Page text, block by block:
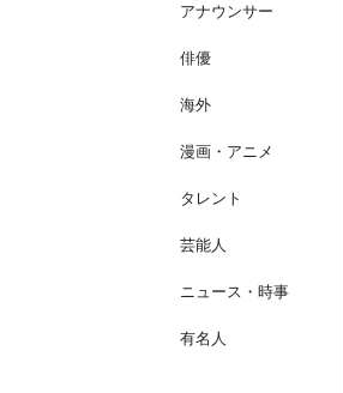
アナウンサー
俳優
海外
漫画・アニメ
タレント
芸能人
ニュース・時事
有名人